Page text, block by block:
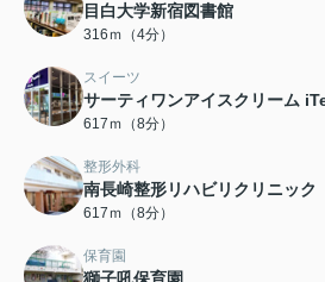
目白大学新宿図書館
316ｍ（4分）
スイーツ
サーティワンアイスクリーム
617ｍ（8分）
整形外科
南長崎整形リハビリクリニック
617ｍ（8分）
保育園